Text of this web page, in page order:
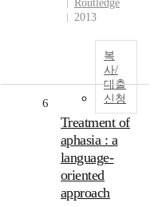
Routledge
2013
복
사/
대출
신청
6
Treatment of
aphasia : a
language-
oriented
approach